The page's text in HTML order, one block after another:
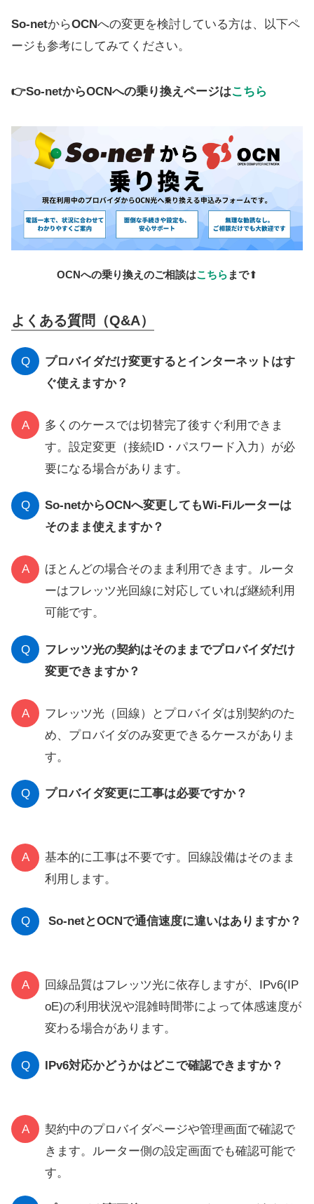
So-netからOCNへの変更を検討している方は、以下ペ
ージも参考にしてみてください。
👉So-netからOCNへの乗り換えページはこちら
OCNへの乗り換えのご相談はこちら まで⬆
よくある質問（Q&A）
Q
プロバイダだけ変更するとインターネットはす
ぐ使えますか？
A
多くのケースでは切替完了後すぐ利用できま
す。設定変更（接続ID・パスワード入力）が必
要になる場合があります。
Q
So-netからOCNへ変更してもWi-Fiルーターは
そのまま使えますか？
A
ほとんどの場合そのまま利用できます。ルータ
ーはフレッツ光回線に対応していれば継続利用
可能です。
Q
フレッツ光の契約はそのままでプロバイダだけ
変更できますか？
A
フレッツ光（回線）とプロバイダは別契約のた
め、プロバイダのみ変更できるケースがありま
す。
Q プロバイダ変更に工事は必要ですか？
A
基本的に工事は不要です。回線設備はそのまま
利用します。
Q So-netとOCNで通信速度に違いはありますか？
A
回線品質はフレッツ光に依存しますが、IPv6(IP
oE)の利用状況や混雑時間帯によって体感速度が
変わる場合があります。
Q IPv6対応かどうかはどこで確認できますか？
A
契約中のプロバイダページや管理画面で確認で
きます。ルーター側の設定画面でも確認可能で
す。